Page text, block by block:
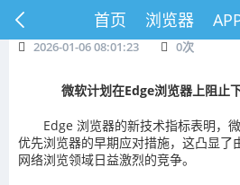
首页 浏览器
2026-01-06 08:01:23 0次
微软计划在Edge浏览器上阻止
Edge 浏览器的新技术指标表明，
优先浏览器的早期应对措施，这凸显了
网络浏览领域日益激烈的竞争。